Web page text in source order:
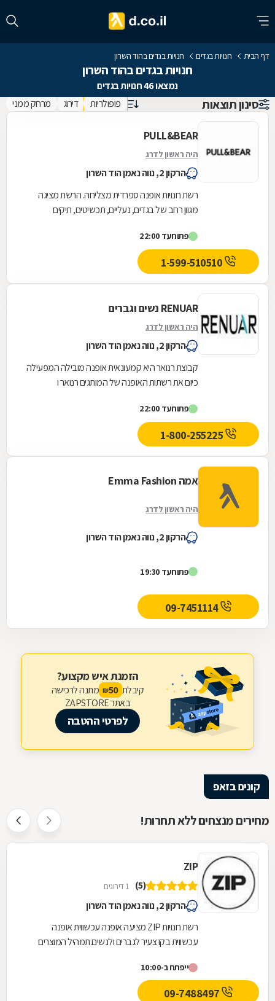
דף הבית חנויות בגדים חנויות בגדים בהוד השרון
חנויות בגדים בהוד השרון
נמצאו 46 חנויות בגדים
סינון תוצאות פופולריות דירוג מרחק ממני
PULL&BEAR
היה ראשון לדרג
הרקון 2, נווה נאמן הוד השרון
רשת חנויות אופנה ספרדית מצליחה. הרשת מציגה
מגוון רחב של בגדים, נעליים, תכשיטים, תיקים
שווים...
פתוחעד 22:00
RENUAR נשים וגברים
היה ראשון לדרג
הרקון 2, נווה נאמן הוד השרון
קבוצת רנואר היא קמעונאית אופנה מובילה המפעילה
כיום את רשתות האופנה של המותגים רנואר ו
במיקומי...
פתוחעד 22:00
אמה Emma Fashion
היה ראשון לדרג
הרקון 2, נווה נאמן הוד השרון
פתוחעד 19:30
09-7451114
הזמנת איש מקצוע?
קיבלת 50
₪ מתנה לרכישה
באתר ZAPSTORE
לפרטי ההטבה
קונים בזאפ
מחירים מנצחים ללא תחרות!
ZIP
(5) 1 דירוגים
הרקון 2, נווה נאמן הוד השרון
רשת חנויות ZIP מציעה אופנה עכשווית אופנה
עכשווית בקו צעיר לגברים ולנשים.תמהיל המוצרים
כתיקים,...
ייפתח ב-10:00
09-7488497